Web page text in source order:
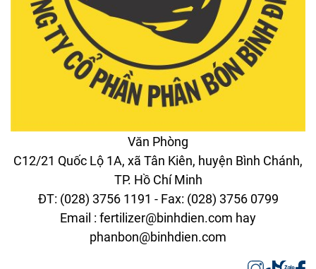
Văn Phòng
C12/21 Quốc Lộ 1A, xã Tân Kiên, huyện Bình Chánh,
TP. Hồ Chí Minh
ĐT: (028) 3756 1191 - Fax: (028) 3756 0799
Email : fertilizer@binhdien.com hay
phanbon@binhdien.com